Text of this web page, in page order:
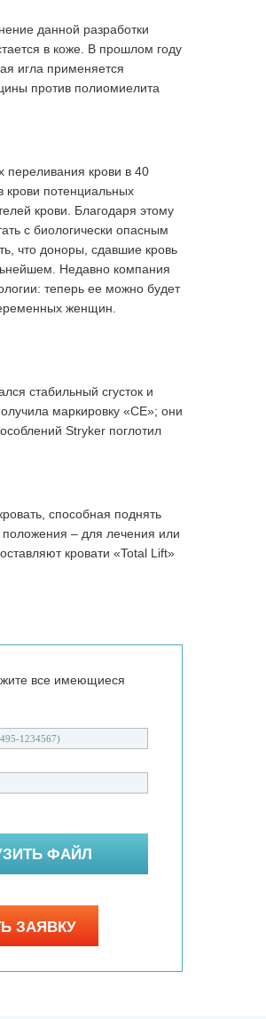
данной разработки
в коже. В прошлом году
игла применяется
против полиомиелита
переливания крови в 40
крови потенциальных
крови. Благодаря этому
с биологически опасным
что доноры, сдавшие кровь
Недавно компания
теперь ее можно будет
женщин.
стабильный сгусток и
маркировку «CE»; они
Stryker поглотил
способная поднять
– для лечения или
кровати «Total Lift»
все имеющиеся